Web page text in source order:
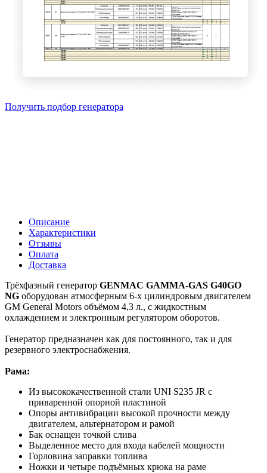
Получить подбор генератора
Описание
Характеристики
Отзывы
Оплата
Доставка
Трёхфазный генератор GENMAC GAMMA-GAS G40GO
NG оборудован атмосферным 6-х цилиндровым двигателем
GM General Motors объёмом 4,3 л., с жидкостным
охлаждением и электронным регулятором оборотов.
Генератор предназначен как для постоянного, так и для
резервного электроснабжения.
Рама:
Из высококачественной стали UNI S235 JR с
приваренной опорной пластиной
Опоры антивибрации высокой прочности между
двигателем, альтернатором и рамой
Бак оснащен точкой слива
Выделенное место для входа кабелей мощности
Горловина заправки топлива
Ножки и четыре подъёмных крюка на раме